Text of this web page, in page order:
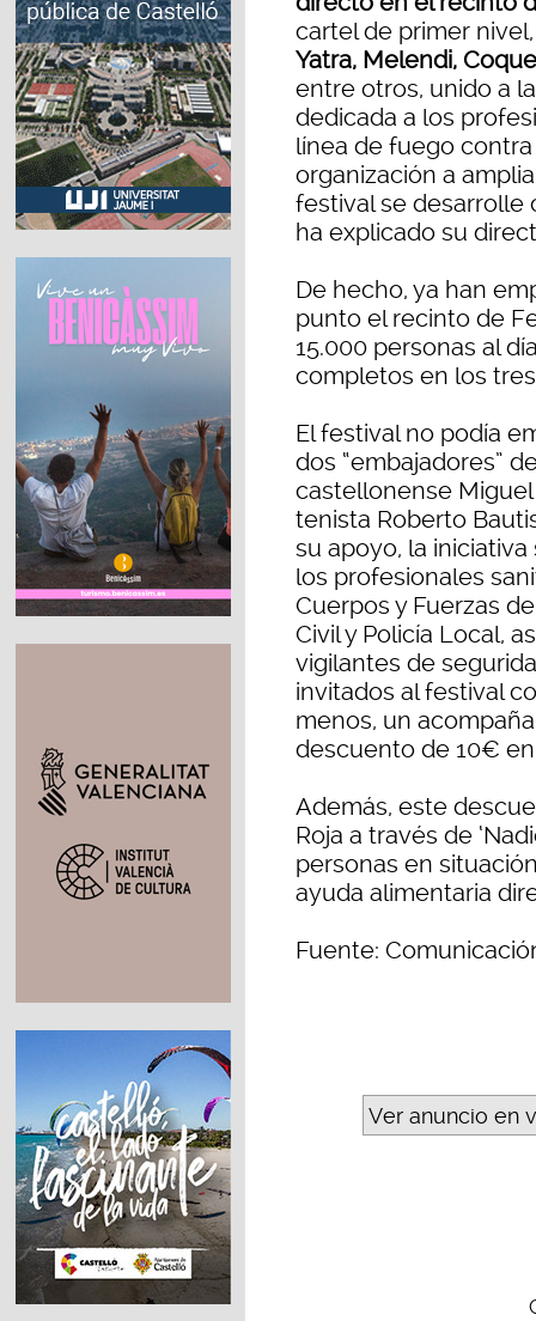
cartel de primer
Yatra, Melendi,
entre otros, unido a
dedicada a los
línea de fuego contra
organización a
festival se desarrolle
ha explicado su
De hecho, ya han
punto el recinto de
15.000 personas al
completos en los
El festival no podía
dos “embajadores”
castellonense
tenista Roberto
su apoyo, la
los profesionales
Cuerpos y Fuerzas
Civil y Policía Local,
vigilantes de
invitados al festival
menos, un
descuento de 10€
Además, este
Roja a través de
personas en
ayuda alimentaria
Fuente:
Ver anuncio en